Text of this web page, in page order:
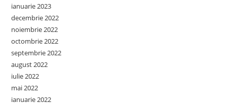
ianuarie 2023
decembrie 2022
noiembrie 2022
octombrie 2022
septembrie 2022
august 2022
iulie 2022
mai 2022
ianuarie 2022